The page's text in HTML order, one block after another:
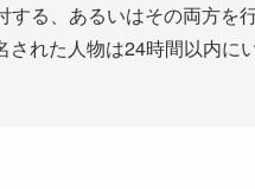
る、あるいはその両方を
れた人物は24時間以内に